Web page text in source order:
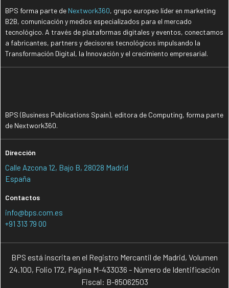
BPS forma parte de Nextwork360, grupo europeo líder en marketing
B2B, comunicación y medios especializados para el mercado
tecnológico. A través de plataformas digitales y eventos, conectamos
a fabricantes, partners y decisores tecnológicos impulsando la
Transformación Digital, la Innovación y el crecimiento empresarial.
BPS (Business Publications Spain), editora de Computing, forma parte
de Nextwork360.
Dirección
Calle Azcona 12, Bajo B, 28028 Madrid
España
Contactos
info@bps.com.es
+91 313 79 00
BPS está inscrita en el Registro Mercantil de Madrid, Volumen
24.100, Folio 172, Página M-433036 - Número de Identificación
Fiscal: B-85062503